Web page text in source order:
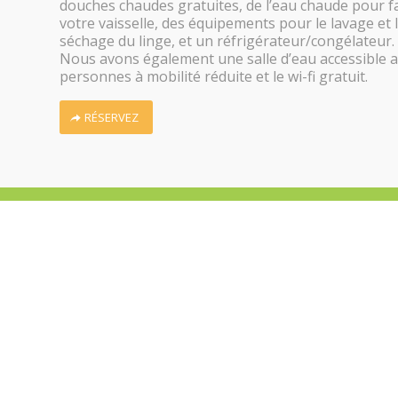
douches chaudes gratuites, de l’eau chaude pour
votre vaisselle, des équipements pour le lavage et
séchage du linge, et un réfrigérateur/congélateur.
Nous avons également une salle d’eau accessible
personnes à mobilité réduite et le wi-fi gratuit.
RÉSERVEZ